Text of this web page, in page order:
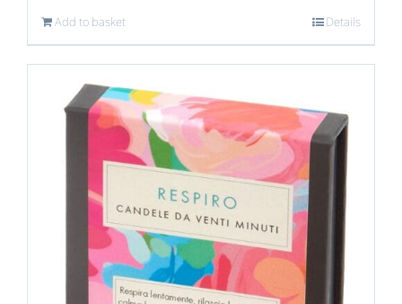
Add to basket Details